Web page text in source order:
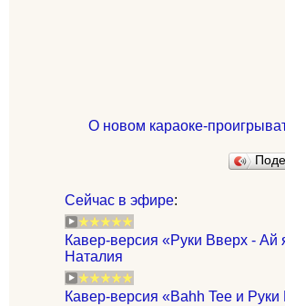
О новом караоке-
Сейчас в эфире:
Кавер-версия «Руки Вверх - Ай
Наталия
Кавер-версия «Bahh Tee и